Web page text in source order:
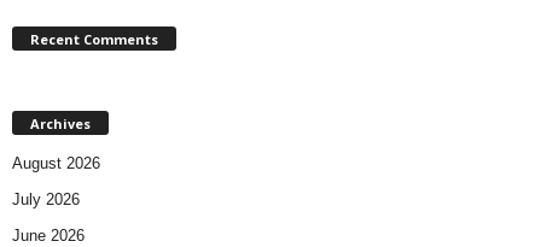
Recent Comments
Archives
August 2026
July 2026
June 2026